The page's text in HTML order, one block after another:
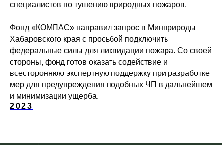
специалистов по тушению природных пожаров.
Фонд «КОМПАС» направил запрос в Минприроды
Хабаровского края с просьбой подключить
федеральные силы для ликвидации пожара. Со своей
стороны, фонд готов оказать содействие и
всестороннюю экспертную поддержку при разработке
мер для предупреждения подобных ЧП в дальнейшем
и минимизации ущерба.
2023